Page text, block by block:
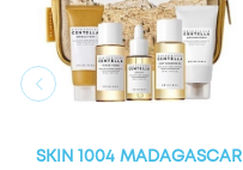
SKIN 1004 MADAGASCAR